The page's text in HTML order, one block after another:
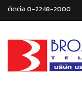
ติดต่อ 0-2248-2000